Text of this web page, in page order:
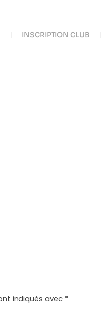
INSCRIPTION CLUB
indiqués avec *